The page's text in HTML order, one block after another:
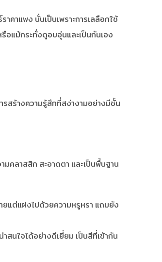
คาแพง นั่นเป็นเพราะการเลลือกใช้
อแม้กระทั่งดูอบอุ่นและเป็นกันเอง
สร้างความรู้สึกที่สง่างามอย่างมีชั้น
คลาสสิก สะอาดตา และเป็นพื้นฐาน
ยแต่แฝงไปด้วยความหรูหรา แถมยัง
สนใจได้อย่างดีเยี่ยม เป็นสีที่เข้ากัน